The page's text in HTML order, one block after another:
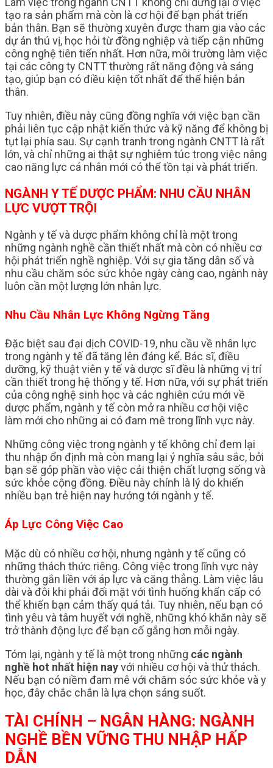
tạo ra sản phẩm mà còn là cơ hội để bạn phát triển
bản thân. Bạn sẽ thường xuyên được tham gia vào các
dự án thú vị, học hỏi từ đồng nghiệp và tiếp cận những
công nghệ tiên tiến nhất. Hơn nữa, môi trường làm việc
tại các công ty CNTT thường rất năng động và sáng
tạo, giúp bạn có điều kiện tốt nhất để thể hiện bản
thân.
Tuy nhiên, điều này cũng đồng nghĩa với việc bạn cần
phải liên tục cập nhật kiến thức và kỹ năng để không bị
tụt lại phía sau. Sự cạnh tranh trong ngành CNTT là rất
lớn, và chỉ những ai thật sự nghiêm túc trong việc nâng
cao năng lực cá nhân mới có thể tồn tại và phát triển.
NGÀNH Y TẾ DƯỢC PHẨM: NHU CẦU NHÂN
LỰC VƯỢT TRỘI
Ngành y tế và dược phẩm không chỉ là một trong
những ngành nghề cần thiết nhất mà còn có nhiều cơ
hội phát triển nghề nghiệp. Với sự gia tăng dân số và
nhu cầu chăm sóc sức khỏe ngày càng cao, ngành này
luôn cần một lượng lớn nhân lực.
Nhu Cầu Nhân Lực Không Ngừng Tăng
Đặc biệt sau đại dịch COVID-19, nhu cầu về nhân lực
trong ngành y tế đã tăng lên đáng kể. Bác sĩ, điều
dưỡng, kỹ thuật viên y tế và dược sĩ đều là những vị trí
cần thiết trong hệ thống y tế. Hơn nữa, với sự phát triển
của công nghệ sinh học và các nghiên cứu mới về
dược phẩm, ngành y tế còn mở ra nhiều cơ hội việc
làm mới cho những ai có đam mê trong lĩnh vực này.
Những công việc trong ngành y tế không chỉ đem lại
thu nhập ổn định mà còn mang lại ý nghĩa sâu sắc, bởi
bạn sẽ góp phần vào việc cải thiện chất lượng sống và
sức khỏe cộng đồng. Điều này chính là lý do khiến
nhiều bạn trẻ hiện nay hướng tới ngành y tế.
Áp Lực Công Việc Cao
Mặc dù có nhiều cơ hội, nhưng ngành y tế cũng có
những thách thức riêng. Công việc trong lĩnh vực này
thường gắn liền với áp lực và căng thẳng. Làm việc lâu
dài và đôi khi phải đối mặt với tình huống khẩn cấp có
thể khiến bạn cảm thấy quá tải. Tuy nhiên, nếu bạn có
tình yêu và tâm huyết với nghề, những khó khăn này sẽ
trở thành động lực để bạn cố gắng hơn mỗi ngày.
Tóm lại, ngành y tế là một trong những các ngành
nghề hot nhất hiện nayvới nhiều cơ hội và thử thách.
Nếu bạn có niềm đam mê với chăm sóc sức khỏe và y
học, đây chắc chắn là lựa chọn sáng suốt.
TÀI CHÍNH – NGÂN HÀNG: NGÀNH
NGHỀ BỀN VỮNG THU NHẬP HẤP
DẪN